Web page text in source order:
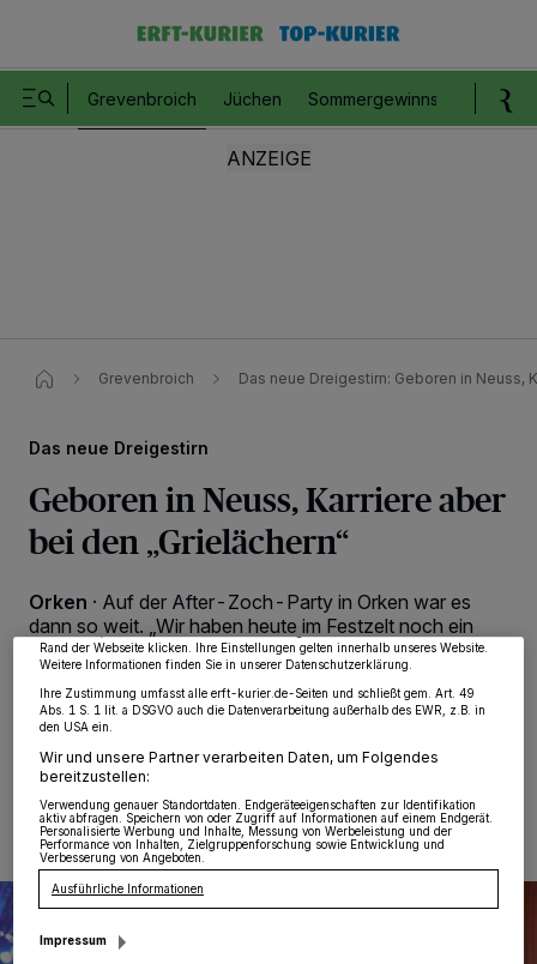
Grevenbroich Jüchen Sommergewinnspiel
Grevenbroich Das neue Dreigestirn: Geboren in Neuss,
Das neue Dreigestirn
Geboren in Neuss, Karriere aber
bei den „Grielächern“
Orken · Auf der After-Zoch-Party in Orken war es
dann so weit. „Wir haben heute im Festzelt noch ein
designiertes Dreigestirn bekannt zu geben, und darauf
bin ich richtig stolz“, freute sich Sven Bronneberg.
09.03.2025 , 00:49 Uhr
Wir und unsere218-Partner speichern und greifen auf personenbezogene Daten
wie Browserdaten oder eindeutige Kennungen auf Ihrem Gerät zu. Durch Auswahl
von OK aktivieren Sie Tracking-Technologien für die unter „Wir und unsere
möglicherweise nicht mehr so relevant für Sie. Sie können dieses Menü jederzeit
wieder aufrufen, um Ihre Einstellungen zu ändern oder Ihre Einwilligung zu
widerrufen, indem Sie auf den Link Einstellungen oder Ablehnen am unteren
Rand der Webseite klicken. Ihre Einstellungen gelten innerhalb unseres Website.
Weitere Informationen finden Sie in unserer Datenschutzerklärung.
Ihre Zustimmung umfasst alle erft-kurier.de-Seiten und schließt gem. Art. 49
Abs. 1 S. 1 lit. a DSGVO auch die Datenverarbeitung außerhalb des EWR, z.B. in
den USA ein.
Wir und unsere Partner verarbeiten Daten, um Folgendes
bereitzustellen:
Verwendung genauer Standortdaten. Endgeräteeigenschaften zur Identifikation
aktiv abfragen. Speichern von oder Zugriff auf Informationen auf einem Endgerät.
Personalisierte Werbung und Inhalte, Messung von Werbeleistung und der
Performance von Inhalten, Zielgruppenforschung sowie Entwicklung und
Verbesserung von Angeboten.
Ausführliche Informationen
Impressum